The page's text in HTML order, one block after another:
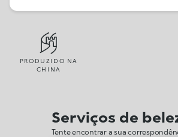
PRODUZIDO NA
CHINA
Serviços de
Tente encontrar a sua